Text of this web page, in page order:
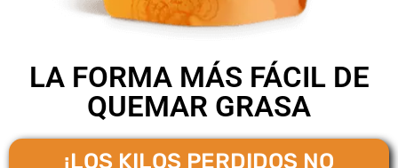
LA FORMA MÁS FÁCIL DE
QUEMAR GRASA
¡LOS KILOS PERDIDOS NO